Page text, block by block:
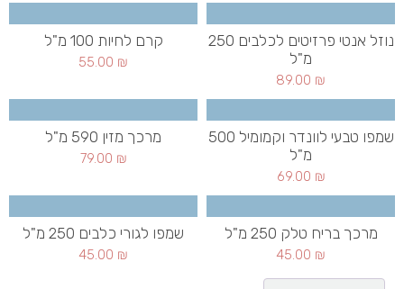
נוזל אנטי פרזיטים לכלבים 250
מ"ל
89.00 ₪
קרם לחיות 100 מ"ל
55.00 ₪
שמפו טבעי לוונדר וקמומיל 500
מ"ל
69.00 ₪
מרכך מזין 590 מ"ל
79.00 ₪
מרכך בריח טלק 250 מ"ל
45.00 ₪
שמפו לגורי כלבים 250 מ"ל
45.00 ₪